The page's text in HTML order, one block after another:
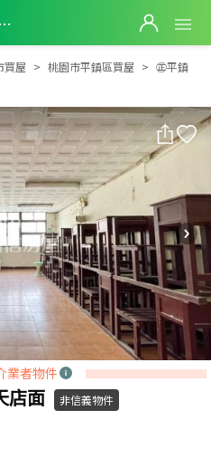
㊣平鎮國中 超便宜透天店面
㊣平鎮國中 超便宜透天店面
買屋 桃園市平鎮區買屋
㊣平鎮
業者物件
店面 非信義物件